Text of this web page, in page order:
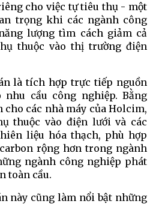
cho việc tự tiêu thụ - một
trọng khi các ngành công
lượng tìm cách giảm cả
thuộc vào thị trường điện
là tích hợp trực tiếp nguồn
cầu công nghiệp. Bằng
cho các nhà máy của Holcim,
thuộc vào điện lưới và các
liệu hóa thạch, phù hợp
rộng hơn trong ngành
ngành công nghiệp phát
toàn cầu.
này cũng làm nổi bật những